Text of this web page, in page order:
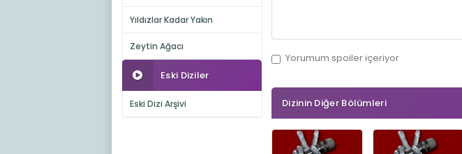
Yıldızlar Kadar Yakın
Zeytin Ağacı
Eski Diziler
Eski Dizi Arşivi
Yorumum spoileriçeriyor
Dizinin Diğer Bölümleri